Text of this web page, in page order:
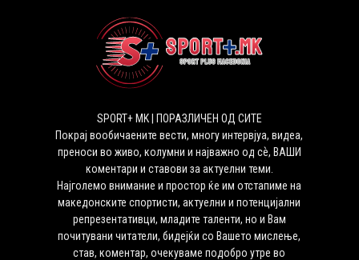
SPORT+ MK | ПОРАЗЛИЧЕН ОД СИТЕ
Покрај вообичаените вести, многу интервјуа, видеа,
преноси во живо, колумни и најважно од сѐ, ВАШИ
коментари и ставови за актуелни теми.
Најголемо внимание и простор ќе им отстапиме на
македонските спортисти, актуелни и потенцијални
репрезентативци, младите таленти, но и Вам
почитувани читатели, бидејќи со Вашето мислење,
став, коментар, очекуваме подобро утре во